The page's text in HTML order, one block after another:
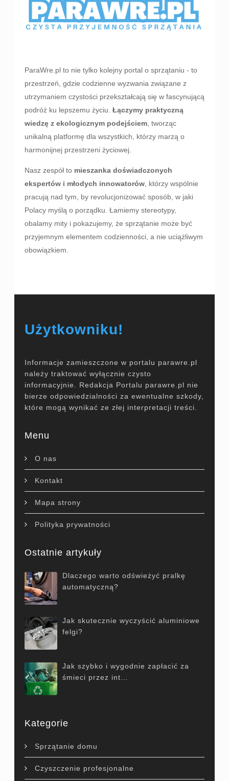
ParaWre.pl to nie tylko kolejny portal o sprzątaniu - to
przestrzeń, gdzie codzienne wyzwania związane z
utrzymaniem czystości przekształcają się w fascynującą
podróż ku lepszemu życiu. Łączymy praktyczną
wiedzę z ekologicznym podejściem, tworząc
unikalną platformę dla wszystkich, którzy marzą o
harmonijnej przestrzeni życiowej.
Nasz zespół to mieszanka doświadczonych
ekspertów i młodych innowatorów, którzy wspólnie
pracują nad tym, by revolucjonizować sposób, w jaki
Polacy myślą o porządku. Łamiemy stereotypy,
obalamy mity i pokazujemy, że sprzątanie może być
przyjemnym elementem codzienności, a nie uciążliwym
obowiązkiem.
Użytkowniku!
Informacje zamieszczone w portalu parawre.pl
należy traktować wyłącznie czysto
informacyjnie. Redakcja Portalu parawre.pl nie
bierze odpowiedzialności za ewentualne szkody,
które mogą wynikać ze złej interpretacji treści.
Menu
O nas
Kontakt
Mapa strony
Polityka prywatności
Ostatnie artykuły
Dlaczego warto odświeżyć pralkę
automatyczną?
Jak skutecznie wyczyścić aluminiowe
felgi?
Jak szybko i wygodnie zapłacić za
śmieci przez int…
Kategorie
Sprzątanie domu
Czyszczenie profesjonalne